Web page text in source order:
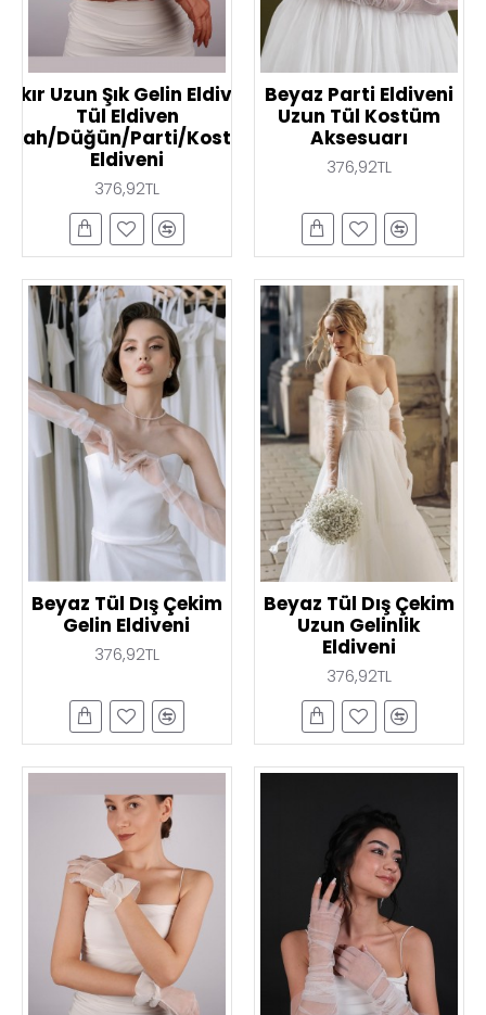
Uzun Şık Gelin Eldiveni
Tül Eldiven
Düğün/Parti/Kostüm
Eldiveni
376,92TL
Beyaz Parti Eldiveni
Uzun Tül Kostüm
Aksesuarı
376,92TL
Beyaz Tül Dış Çekim
Gelin Eldiveni
376,92TL
Beyaz Tül Dış Çekim
Uzun Gelinlik
Eldiveni
376,92TL